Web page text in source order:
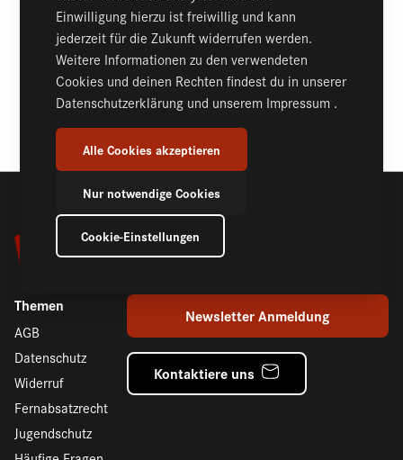
MEHR INFORMATIONEN
KOMMENTARE (1)
Themen
AGB
Datenschutz
Widerruf
Fernabsatzrecht
Jugendschutz
Newsletter Anmeldung
Kontaktiere uns
Einwilligung hierzu ist freiwillig und kann
jederzeit für die Zukunft widerrufen werden.
Weitere Informationen zu den verwendeten
Cookies und deinen Rechten findest du in unserer
Datenschutzerklärung und unserem Impressum .
Alle Cookies akzeptieren
Nur notwendige Cookies
Cookie-Einstellungen